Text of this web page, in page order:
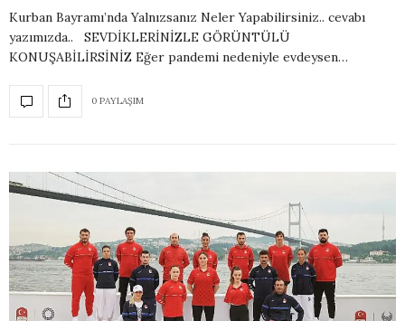
Kurban Bayramı’nda Yalnızsanız Neler Yapabilirsiniz.. cevabı
yazımızda.. SEVDİKLERİNİZLE GÖRÜNTÜLÜ
KONUŞABİLİRSİNİZ Eğer pandemi nedeniyle evdeysen…
0 PAYLAŞIM